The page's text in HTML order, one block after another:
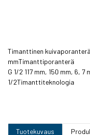
Timanttinen kuivaporanterä
mmTimanttiporanterä
G 1/2 117 mm, 150 mm, 6,
1/2Timanttiteknologia
Tuotekuvaus